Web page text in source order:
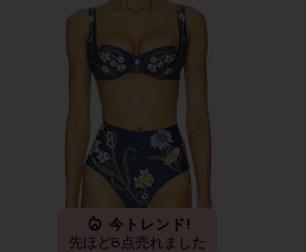
今トレンド!
先ほど8点売れました